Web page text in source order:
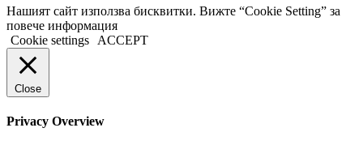
Нашият сайт използва бисквитки. Вижте “Cookie Setting” за
повече информация
Cookie settings
ACCEPT
Close
Privacy Overview